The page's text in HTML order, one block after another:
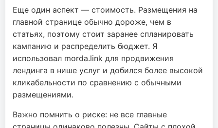
Еще один аспект — стоимость. Размещения на
главной странице обычно дороже, чем в
статьях, поэтому стоит заранее спланировать
кампанию и распределить бюджет. Я
использовал morda.link для продвижения
лендинга в нише услуг и добился более высокой
кликабельности по сравнению с обычными
размещениями.
Важно помнить о риске: не все главные